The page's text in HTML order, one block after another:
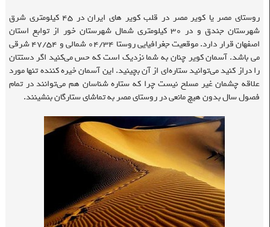
روستای مصر یا کویر مصر در قلب کویر های ایران در ۴۵ کیلومتری شرق
شهرستان جندق و در ۳۰ کیلومتری شمال شهرستان خور از توابع استان
اصفهان قرار دارد. موقعیت جغرافیایی روستا ۰۴/۳۴ شمالی و ۴۷/۵۴ شرقی
می باشد. آسمان کویر چنان به شما نزدیک است که حس می‌کنید اگر دستتان
را دراز کنید می‌توانید ستاره‌ای از آن بچینید. این آسمان خیره کننده تنها مورد
علاقه چشمان غیر مسلح نیست چرا که ستاره شناسان هم می‌توانند در تمام
فصول سال بدون هیچ مانعی در روستای مصر به تماشای ستارگان بنشینند.